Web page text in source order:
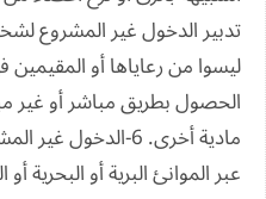
تدبير الدخول غير المشروع
ليسوا من رعاياها أو
الحصول بطريق مباشر أو غير
مادية أخرى. 6-
عبر الموانئ البرية أو البحرية